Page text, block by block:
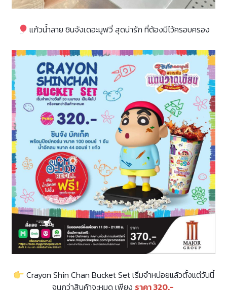
แก้วน้ำลาย ชินจังเดอะมูฟวี่ สุดน่ารัก ที่ต้องมีไว้ครอบครอง
Crayon Shin Chan Bucket Set เริ่มจำหน่อยแล้วตั้งแต่วันนี้
จนกว่าสินค้าจะหมด เพียง ราคา 320.-